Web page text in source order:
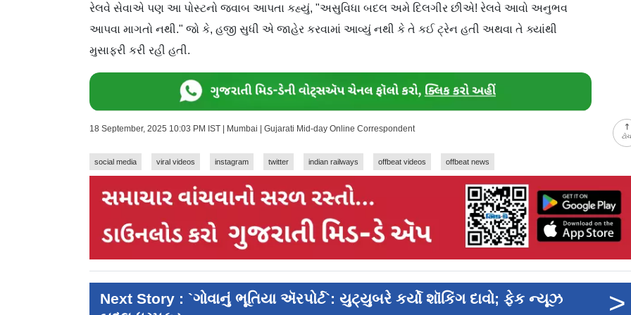
રેલવે સેવાએ પણ આ પોસ્ટનો જવાબ આપતા કહ્યું, "અસુવિધા બદલ અમે દિલગીર છીએ! રેલવે આવો અનુભવ
આપવા માગતો નથી." જો કે, હજી સુધી એ જાહેર કરવામાં આવ્યું નથી કે તે કઈ ટ્રેન હતી અથવા તે ક્યાંથી
મુસાફરી કરી રહી હતી.
18 September, 2025 10:03 PM IST | Mumbai | Gujarati Mid-day Online Correspondent
social media viral videos instagram twitter indian railways offbeat videos offbeat news
Next Story : `ગોવાનું ભૂતિયા ઍરપોર્ટ`: યુટ્યુબરે કર્યો શૉકિંગ દાવો; ફેક ન્યૂઝ
>